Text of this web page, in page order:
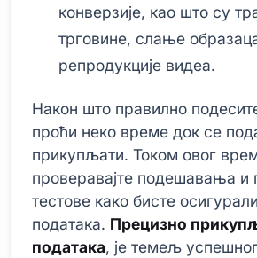
конверзије, као што су
трговине, слање
репродукције видеа.
Након што правилно
проћи неко време док се
прикупљати. Током овог
проверавајте подешавања и
тестове како бисте
података. Прецизно
података, је темељ